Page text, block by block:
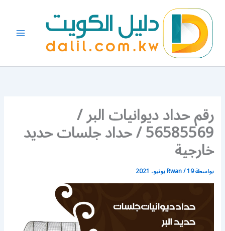
المحتوى
رقم حداد ديوانيات البر /
56585569 / حداد جلسات حديد
خارجية
بواسطة Rwan/19 يونيو، 2021